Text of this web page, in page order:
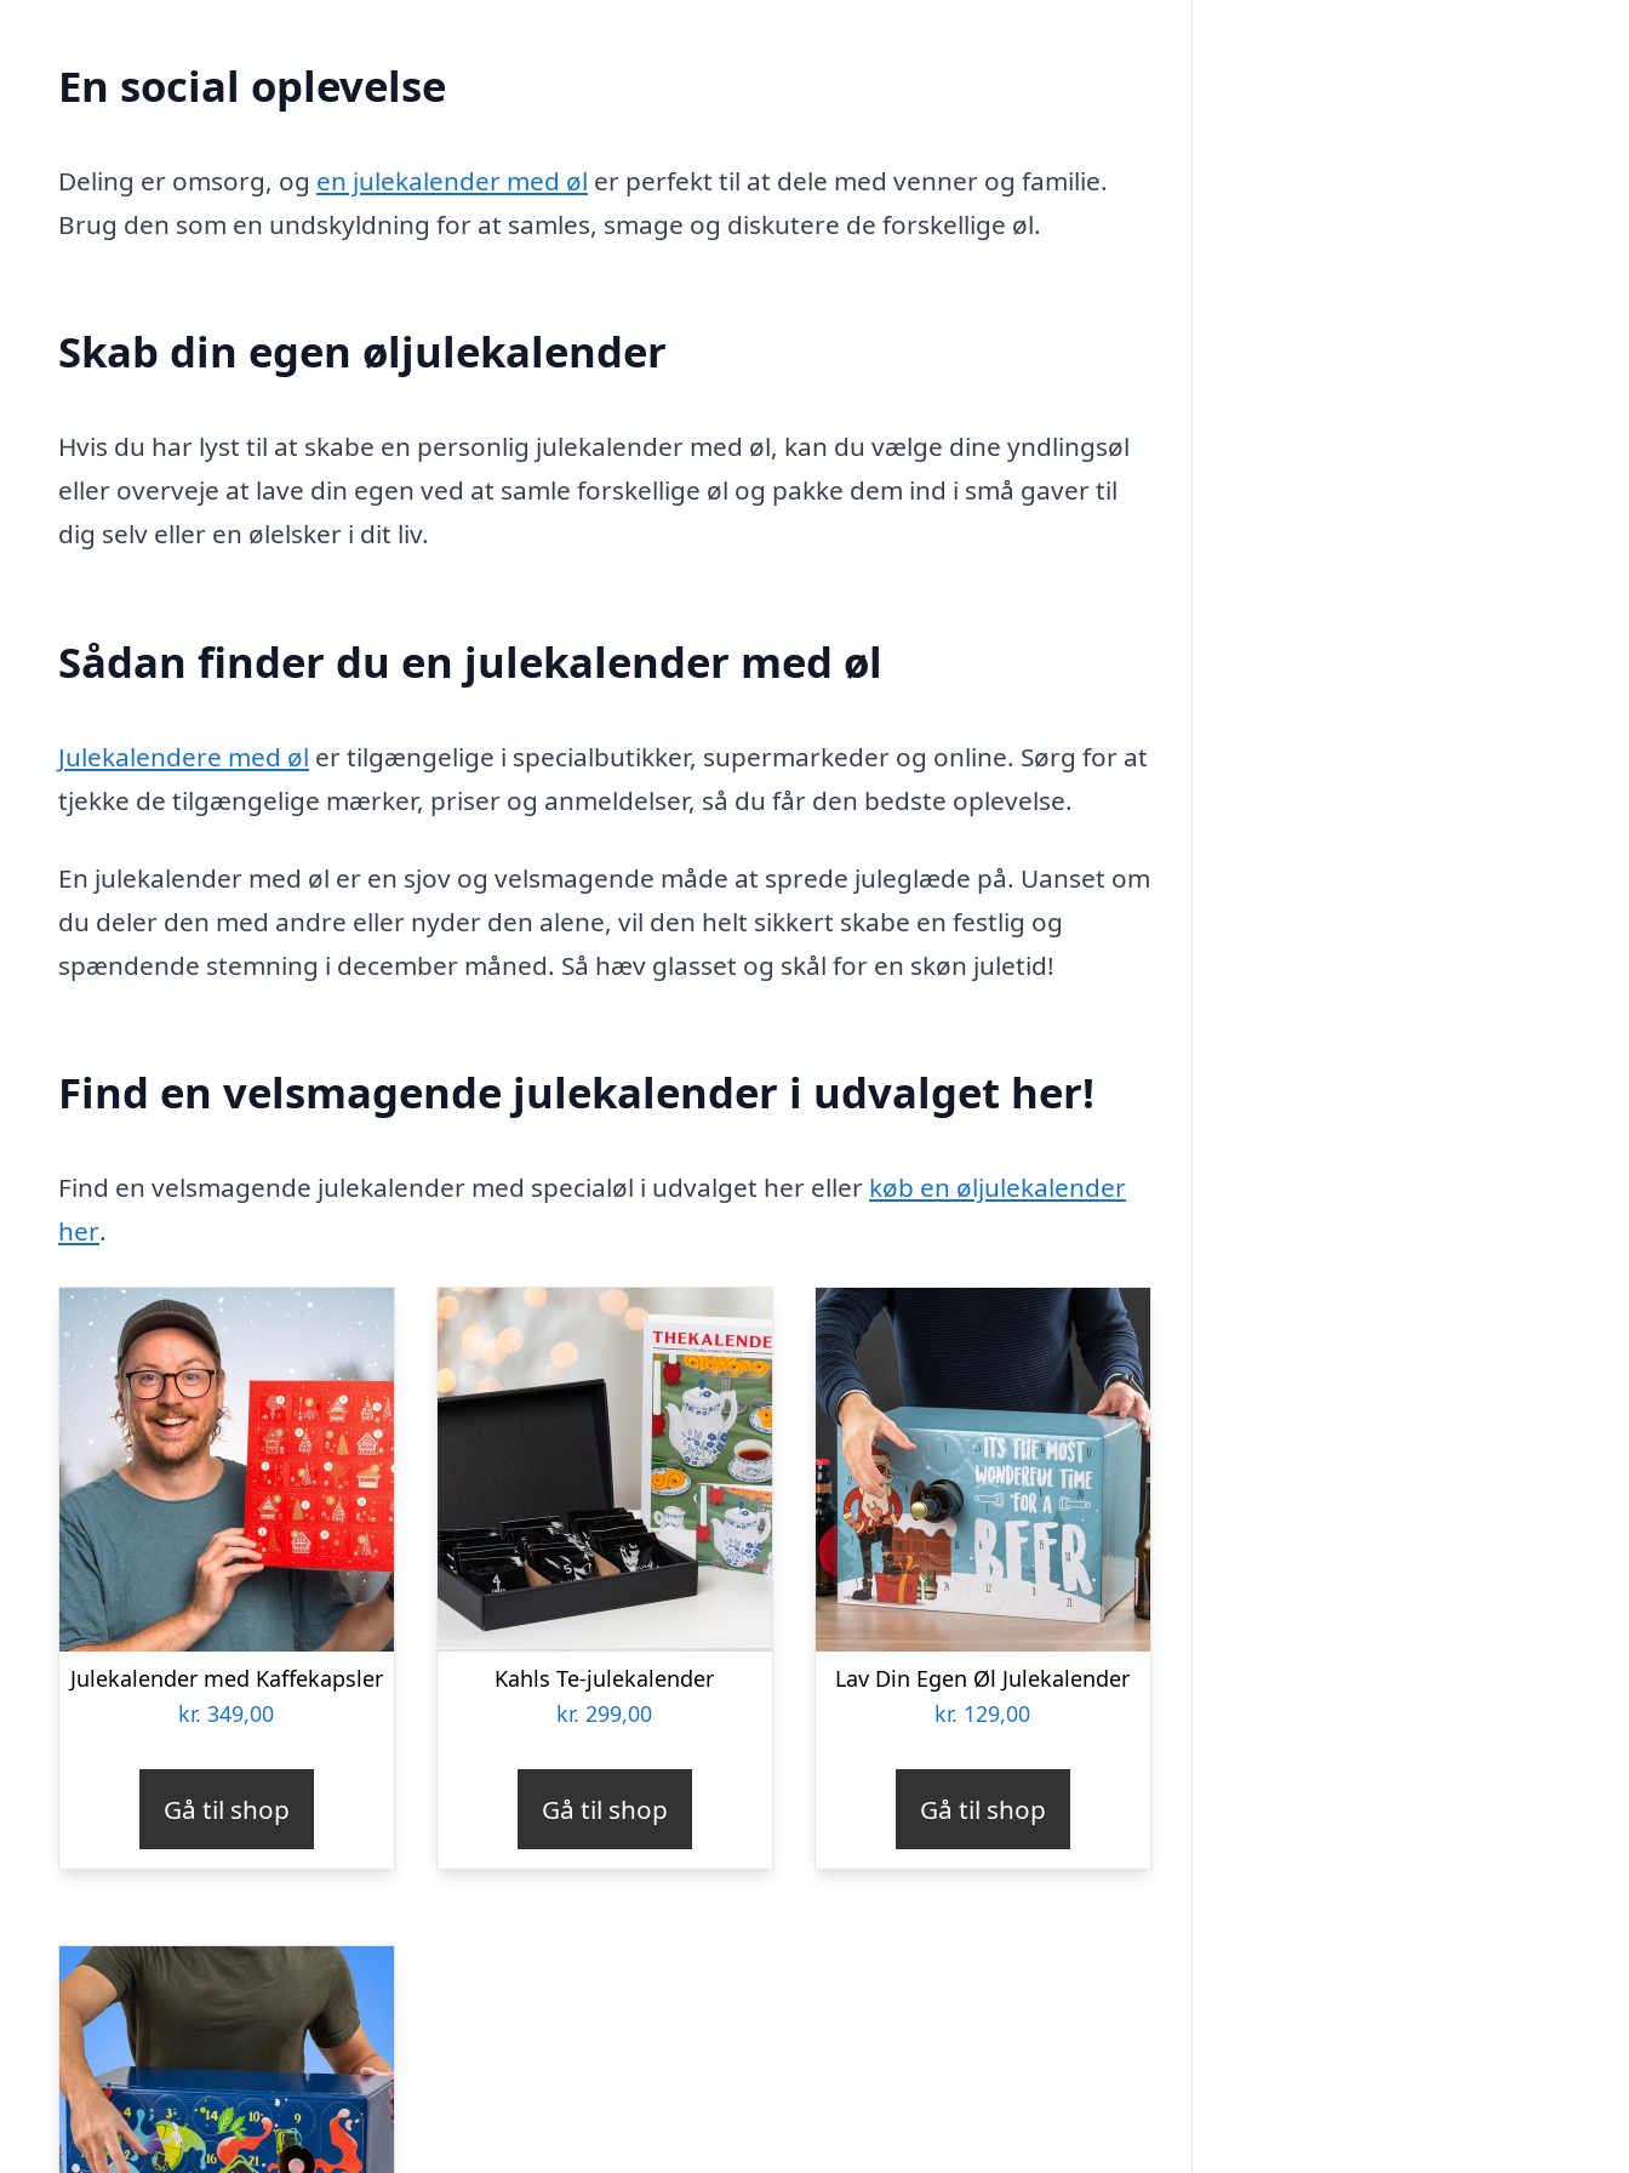
En social oplevelse
Deling er omsorg, og en julekalender med øl er perfekt til at dele med venner og familie.
Brug den som en undskyldning for at samles, smage og diskutere de forskellige øl.
Skab din egen øljulekalender
Hvis du har lyst til at skabe en personlig julekalender med øl, kan du vælge dine yndlingsøl
eller overveje at lave din egen ved at samle forskellige øl og pakke dem ind i små gaver til
dig selv eller en ølelsker i dit liv.
Sådan finder du en julekalender med øl
Julekalendere med øl er tilgængelige i specialbutikker, supermarkeder og online. Sørg for at
tjekke de tilgængelige mærker, priser og anmeldelser, så du får den bedste oplevelse.
En julekalender med øl er en sjov og velsmagende måde at sprede juleglæde på. Uanset om
du deler den med andre eller nyder den alene, vil den helt sikkert skabe en festlig og
spændende stemning i december måned. Så hæv glasset og skål for en skøn juletid!
Find en velsmagende julekalender i udvalget her!
Find en velsmagende julekalender med specialøl i udvalget her eller køb en øljulekalender
her.
Julekalender med Kaffekapsler
kr. 349,00
Gå til shop
Kahls Te-julekalender
kr. 299,00
Gå til shop
Lav Din Egen Øl Julekalender
kr. 129,00
Gå til shop